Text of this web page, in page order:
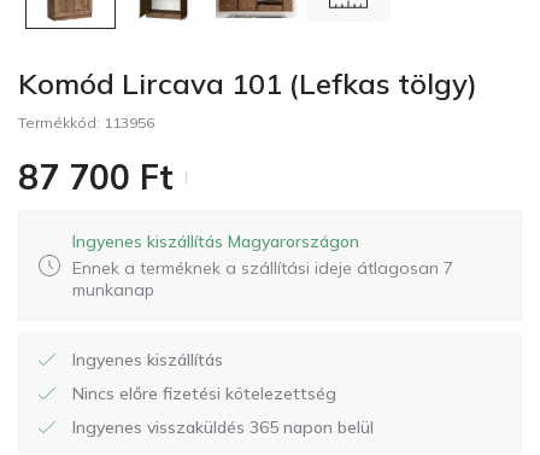
Komód Lircava 101 (Lefkas tölgy)
Termékkód: 113956
87 700 Ft
Ingyenes kiszállítás Magyarországon
Ennek a terméknek a szállítási ideje átlagosan 7
munkanap
Ingyenes kiszállítás
Nincs előre fizetési kötelezettség
Ingyenes visszaküldés 365 napon belül